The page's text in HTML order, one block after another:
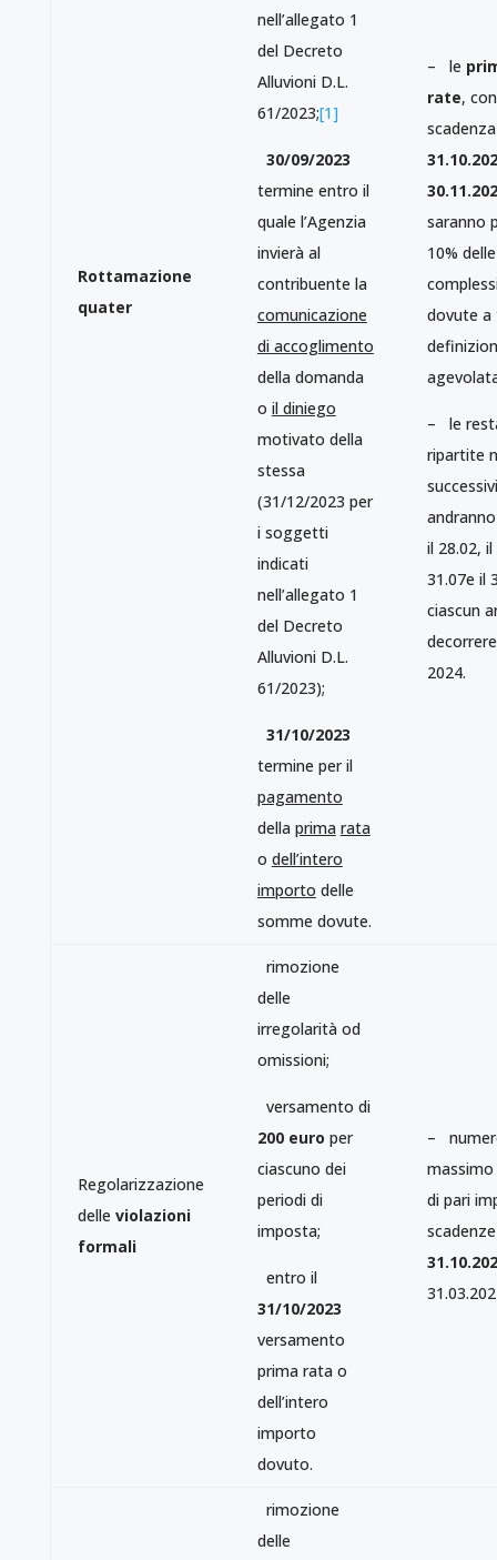
Rottamazione
quater
nell’allegato 1
del Decreto
Alluvioni D.L.
61/2023;[1]
30/09/2023
termine entro il
quale l’Agenzia
invierà al
contribuente la
comunicazione
di accoglimento
della domanda
o il diniego
motivato della
stessa
(31/12/2023 per
i soggetti
indicati
nell’allegato 1
del Decreto
Alluvioni D.L.
61/2023);
31/10/2023
termine per il
pagamento
della prima rata
o dell’intero
importo delle
somme dovute.
– le
rate, con
saranno
10%
dovute
– le
ripartite
il 28.02,
31.07e il
ciascun
2024.
Regolarizzazione
delle violazioni
formali
rimozione
delle
irregolarità od
omissioni;
versamento di
200 euro per
ciascuno dei
periodi di
imposta;
entro il
31/10/2023
versamento
prima rata o
dell’intero
importo
dovuto.
–
di pari
rimozione
delle